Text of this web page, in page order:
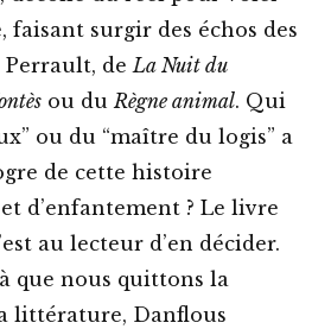
faisant surgir des échos des
Perrault, deLa Nuit du
ou duRègne animal. Qui
ou du “maître du logis” a
de cette histoire
et d’enfantement ? Le livre
au lecteur d’en décider.
que nous quittons la
littérature, Danflous